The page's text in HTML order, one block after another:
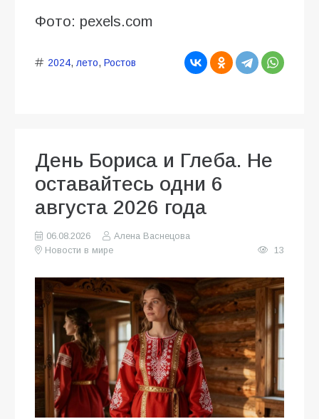
Фото: pexels.com
2024, лето, Ростов
День Бориса и Глеба. Не
оставайтесь одни 6
августа 2026 года
06.08.2026
Алена Васнецова
Новости в мире
13